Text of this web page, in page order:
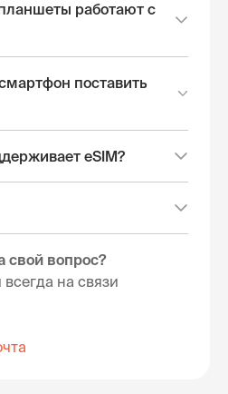
работают с
поставить
eSIM?
свой вопрос?
на связи